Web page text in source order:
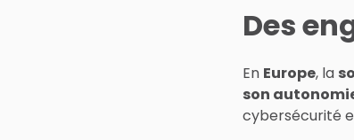
Des
En Europe, la
son
cybersécurité